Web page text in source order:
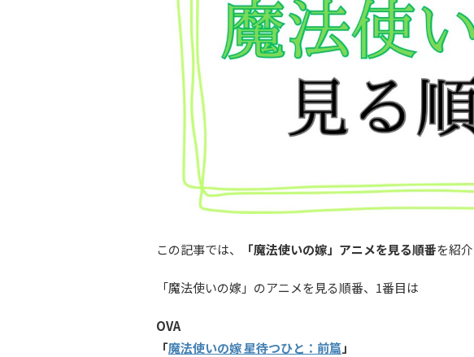
この記事では、 「魔法使いの嫁」アニメを見る順番を紹
「魔法使いの嫁」のアニメを見る順番、1番目は
OVA
「魔法使いの嫁 星待つひと：前篇 」